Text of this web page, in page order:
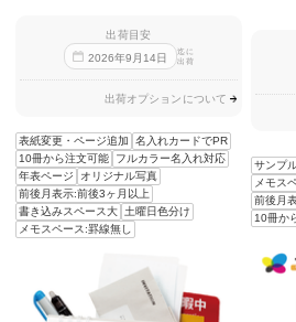
出荷目安
2026年9 月 14日
迄に
出荷
出荷オプションについて
表紙変更・ページ追加
名入れカードでPR
10冊から注文可能
フルカラー名入れ対応
年表ページ
オリジナル写真
前後月表示:前後3ヶ月以上
書き込みスペース大
土曜日色分け
メモスペース:罫線無し
サンプ
メモス
前後月
10冊か